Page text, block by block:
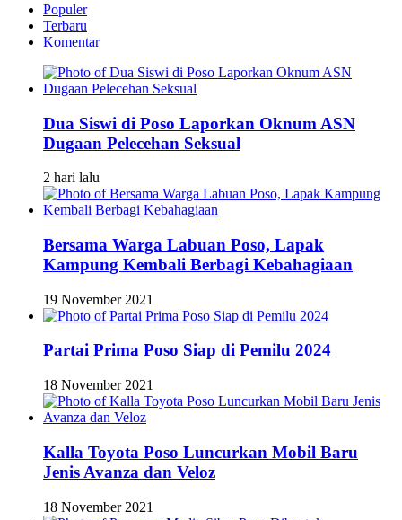
Populer
Terbaru
Komentar
Dua Siswi di Poso Laporkan Oknum ASN
Dugaan Pelecehan Seksual
2 hari lalu
Bersama Warga Labuan Poso, Lapak
Kampung Kembali Berbagi Kebahagiaan
19 November 2021
Partai Prima Poso Siap di Pemilu 2024
18 November 2021
Kalla Toyota Poso Luncurkan Mobil Baru
Jenis Avanza dan Veloz
18 November 2021